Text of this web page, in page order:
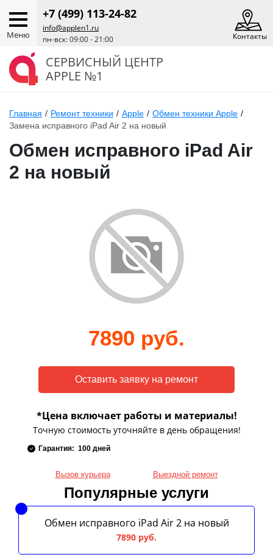
Меню
+7 (499) 113-24-82
info@applen1.ru
пн-вск: 09:00 - 21:00
Контакты
СЕРВИСНЫЙ ЦЕНТР
APPLE №1
Главная / Ремонт техники / Apple / Обмен техники Apple /
Замена исправного iPad Air 2 на новый
Обмен исправного iPad Air
2 на новый
7890 руб.
*Цена включает работы и материалы!
Точную стоимость уточняйте в день обращения!
Гарантия: 100 дней
Вызов курьера Выездной ремонт
Популярные услуги
Обмен исправного iPad Air 2 на новый
7890 руб.